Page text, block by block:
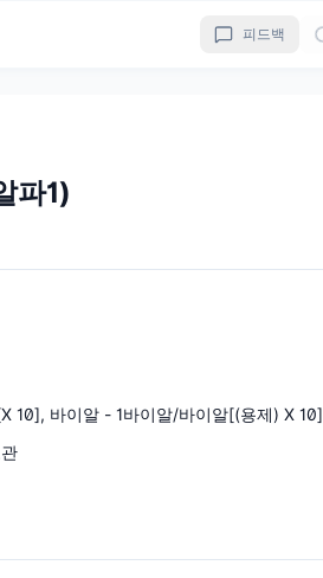
피드백
파1)
10], 바이알 - 1바이알/바이알[(용제) X 10]